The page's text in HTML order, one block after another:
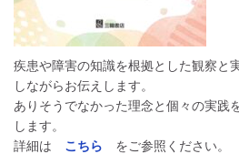
疾患や障害の知識を根拠とした観察と
しながらお伝えします。
ありそうでなかった理念と個々の実践
します。
詳細は
こちら
をご参照ください。